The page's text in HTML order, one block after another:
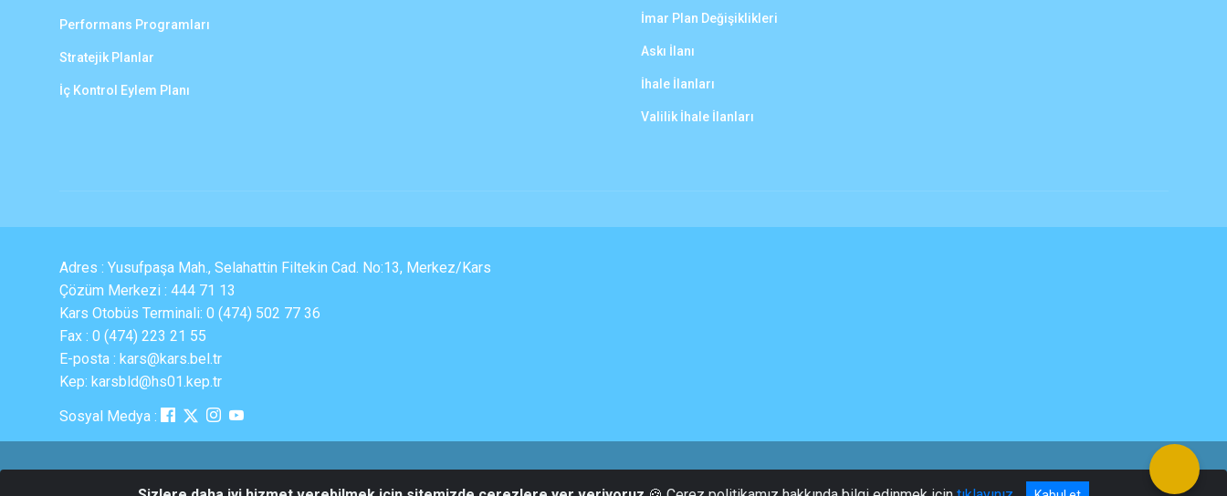
Performans Programları
Stratejik Planlar
İç Kontrol Eylem Planı
İmar Plan Değişiklikleri
Askı İlanı
İhale İlanları
Valilik İhale İlanları
Adres : Yusufpaşa Mah., Selahattin Filtekin Cad. No:13, Merkez/Kars
Çözüm Merkezi : 444 71 13
Kars Otobüs Terminali: 0 (474) 502 77 36
Fax : 0 (474) 223 21 55
E-posta : kars@kars.bel.tr
Kep: karsbld@hs01.kep.tr
Sosyal Medya :